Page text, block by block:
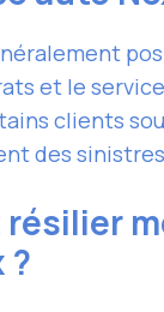
et le
clients
des
résilier
?